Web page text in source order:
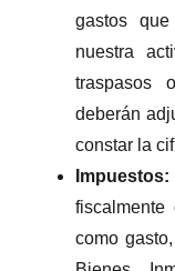
gastos
nuestra
traspasos
deberán
constar la
Impuestos:
fiscalmente
como